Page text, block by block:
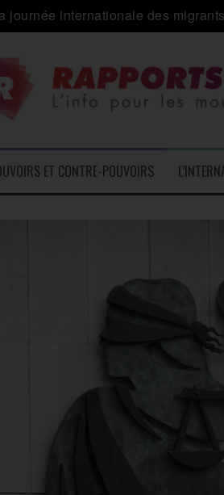
journée internationale des migrants
– L’Actu des Oublié.es
contre « l’une des plus grandes
médico-social
ET CONTRE-POUVOIRS